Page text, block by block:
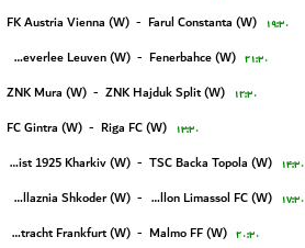
FK Austria Vienna (W) - Farul Constanta (W) ۱۹:۳۰
Oud-Heverlee Leuven (W) - Fenerbahce (W) ۲۱:۳۰
ZNK Mura (W) - ZNK Hajduk Split (W) ۱۲:۳۰
FC Gintra (W) - Riga FC (W) ۱۳:۳۰
Metalist 1925 Kharkiv (W) - TSC Backa Topola (W) ۱۴:۳۰
KS Vllaznia Shkoder (W) - Apollon Limassol FC (W) ۱۷:۳۰
Eintracht Frankfurt (W) - Malmo FF (W) ۲۰:۳۰